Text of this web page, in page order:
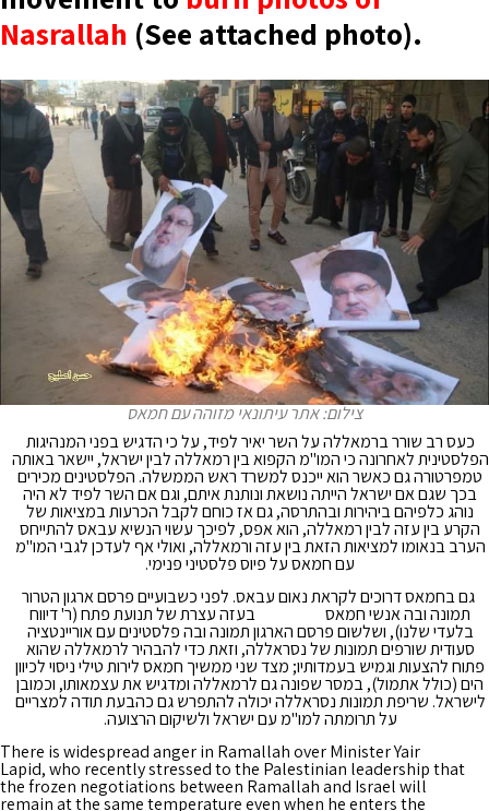
Nasrallah (See attached photo).
צילום: אתר עיתונאי מזוהה עם חמאס
כעס רב שורר ברמאללה על השר יאיר לפיד, על כי הדגיש בפני המנהיגות
הפלסטינית לאחרונה כי המו"מ הקפוא בין רמאללה לבין ישראל, יישאר באותה
טמפרטורה גם כאשר הוא ייכנס למשרד ראש הממשלה. הפלסטינים מכירים
בכך שגם אם ישראל הייתה נושאת ונותנת איתם, וגם אם השר לפיד לא היה
נוהג כלפיהם ביהירות ובהתרסה, גם אז כוחם לקבל הכרעות במציאות של
הקרע בין עזה לבין רמאללה, הוא אפס, לפיכך עשוי הנשיא עבאס להתייחס
הערב בנאומו למציאות הזאת בין עזה ורמאללה, ואולי אף לעדכן לגבי המו"מ
עם חמאס על פיוס פלסטיני פנימי.
גם בחמאס דרוכים לקראת נאום עבאס. לפני כשבועיים פרסם ארגון הטרור
תמונה ובה אנשי חמאס בעזה עצרת של תנועת פתח (ר' דיווח
בלעדי שלנו), ושלשום פרסם הארגון תמונה ובה פלסטינים עם אוריינטציה
סעודית שורפים תמונות של נסראללה, וזאת כדי להבהיר לרמאללה שהוא
פתוח להצעות וגמיש בעמדותיו; מצד שני ממשיך חמאס לירות טילי ניסוי לכיוון
הים (כולל אתמול), במסר שפונה גם לרמאללה ומדגיש את עצמאותו, וכמובן
לישראל. שריפת תמונות נסראללה יכולה להתפרש גם כהבעת תודה למצריים
על תרומתה למו"מ עם ישראל ולשיקום הרצועה.
There is widespread anger in Ramallah over Minister Yair
Lapid, who recently stressed to the Palestinian leadership that
the frozen negotiations between Ramallah and Israel will
remain at the same temperature even when he enters the